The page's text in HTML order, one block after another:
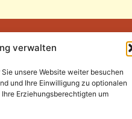
verwalten
unsere Website weiter besuchen
und Ihre Einwilligung zu optionalen
Erziehungsberechtigten um
915928